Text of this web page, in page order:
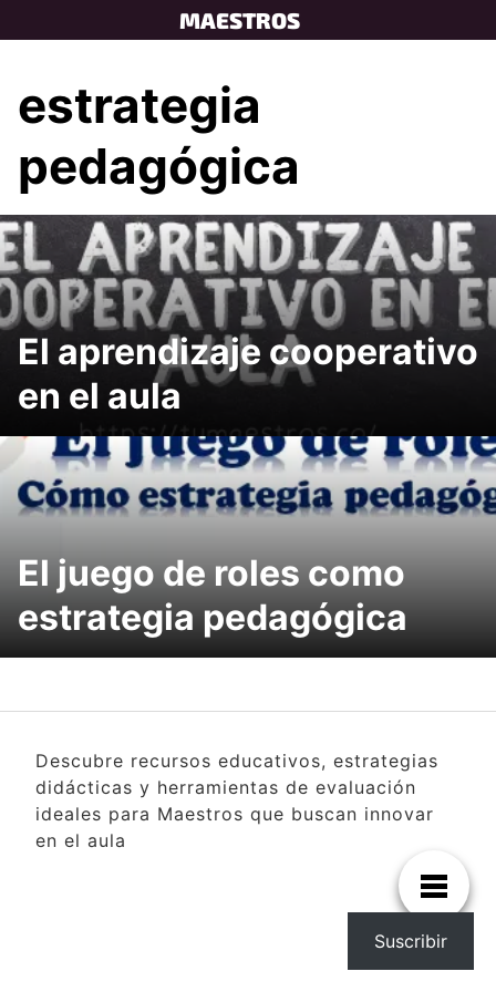
to
MAESTROS
estrategia
pedagógica
El aprendizaje cooperativo
en el aula
El juego de roles como
estrategia pedagógica
Descubre recursos educativos, estrategias
didácticas y herramientas de evaluación
ideales para Maestros que buscan innovar
en el aula
Suscribir